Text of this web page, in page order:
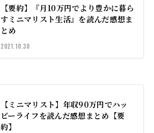
【要約】『月10万円でより豊かに暮ら
すミニマリスト生活』を読んだ感想ま
とめ
2021.10.30
【ミニマリスト】年収90万円でハッ
ピーライフを読んだ感想まとめ【要
約】